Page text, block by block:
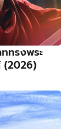
ทรงพระ
(2026)